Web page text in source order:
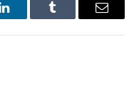
LinkedInTumblr Email